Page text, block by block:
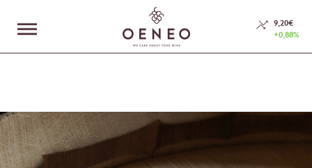
En poursuivant votre navigation sur ce site, vous acceptez l’utilisation de
Cookies.
NOS MÉTIERS
ESPACE INVESTISSEURS
9,20€
+0,88%